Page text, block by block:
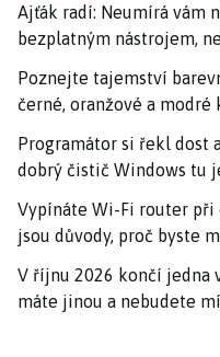
Ajťák radí: Neumírá vám
bezplatným nástrojem,
Poznejte tajemství
černé, oranžové a modré
Programátor si řekl dost
dobrý čistič Windows tu
Vypínáte Wi-Fi router při
jsou důvody, proč byste
V říjnu 2026 končí jedna
máte jinou a nebudete